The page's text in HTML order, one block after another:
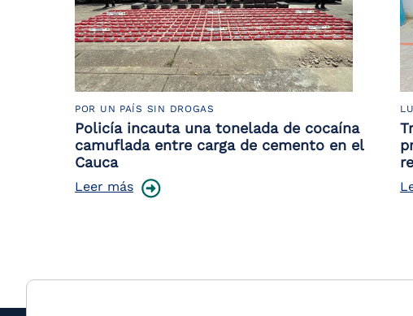
POR UN PAÍS SIN DROGAS
Policía incauta una tonelada de cocaína
camuflada entre carga de cemento en el
Cauca
Leer más